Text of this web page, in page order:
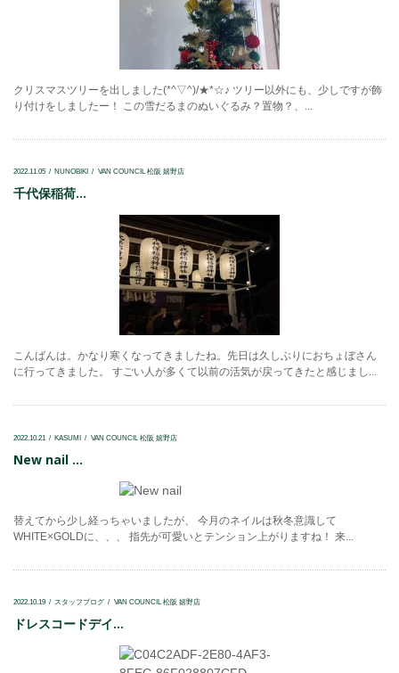
クリスマスツリーを出しました(*^▽^)/★*☆♪ ツリー以外にも、少しですが飾
り付けをしましたー！ この雪だるまのぬいぐるみ？置物？、...
2022.11.05 NUNOBIKI VAN COUNCIL 松阪 嬉野店
千代保稲荷...
こんばんは。かなり寒くなってきましたね。先日は久しぶりにおちょぼさん
に行ってきました。 すごい人が多くて以前の活気が戻ってきたと感じまし...
2022.10.21 KASUMI VAN COUNCIL 松阪 嬉野店
New nail ...
替えてから少し経っちゃいましたが、 今月のネイルは秋冬意識して
WHITE×GOLDに、、、 指先が可愛いとテンション上がりますね！ 来...
2022.10.19 スタッフブログ VAN COUNCIL 松阪 嬉野店
ドレスコードデイ...